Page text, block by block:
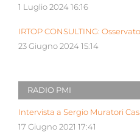
1 Luglio 2024 16:16
IRTOP CONSULTING:
23 Giugno 2024 15:14
RADIO PMI
Intervista a Sergio Muratori
17 Giugno 2021 17:41